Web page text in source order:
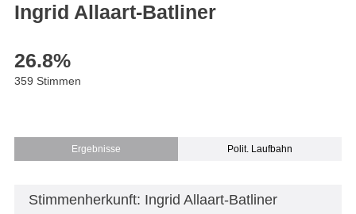
Ingrid Allaart-Batliner
26.8%
359 Stimmen
Ergebnisse Polit. Laufbahn
Stimmenherkunft: Ingrid Allaart-Batliner